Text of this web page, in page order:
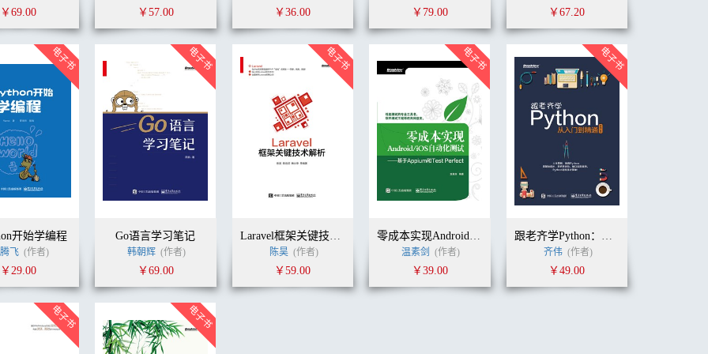
￥69.00 ￥57.00 ￥36.00 ￥79.00 ￥67.20
开始学编程
飞 (作者)
￥29.00
Go语言学习笔记
韩朝辉 (作者)
￥69.00
Laravel框架关键技术解析
陈昊 (作者)
￥59.00
零成本实现Android/iOS自动化测试——基于Appium和Test Perfect
温素剑 (作者)
￥39.00
跟老齐学Python：从入门到精通
齐伟 (作者)
￥49.00